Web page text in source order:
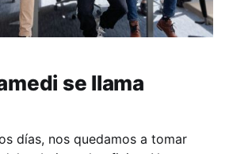
se llama
días, nos quedamos a tomar